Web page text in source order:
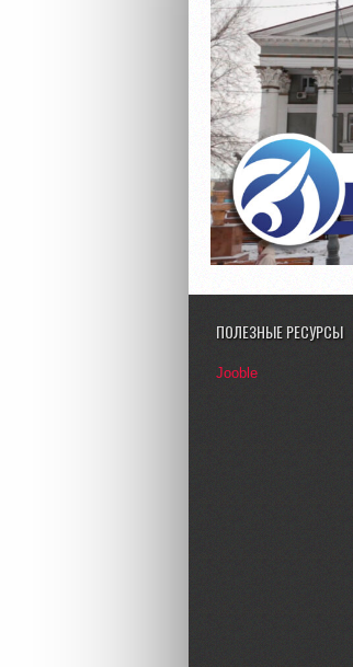
ПОЛЕЗНЫЕ РЕСУРСЫ
Jooble